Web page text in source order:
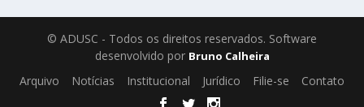
© ADUSC - Todos os direitos reservados. Software
desenvolvido por Bruno Calheira
Arquivo Notícias Institucional Jurídico Filie-se Contato